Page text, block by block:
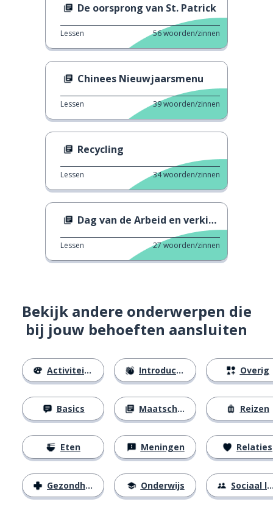
De oorsprong van St. Patrick
Lessen 56woorden/zinnen
Chinees Nieuwjaarsmenu
Lessen 39woorden/zinnen
Recycling
Lessen 34woorden/zinnen
Dag van de Arbeid en verkiezingen
Lessen 27woorden/zinnen
Bekijk andere onderwerpen die
bij jouw behoeften aansluiten
Activiteiten
Basics
Eten
Gezondheid
Introducties
Maatschappij
Meningen
Onderwijs
Overig
Reizen
Relaties
Sociaal leven